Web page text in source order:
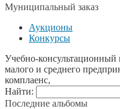
Муниципальный заказ
Аукционы
Конкурсы
Учебно-
малого и среднего
комплаенс,
Найти:
Последние альбомы